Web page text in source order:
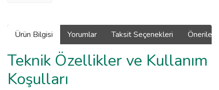
Ürün Bilgisi Yorumlar Taksit Seçenekleri
Teknik Özellikler ve Kullanım
Koşulları